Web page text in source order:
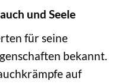
und Seele
für seine
bekannt.
auf